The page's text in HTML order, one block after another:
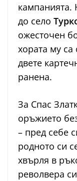
кампанията.
до село
ожесточен
хората му
двете
ранена.
За Спас
оръжието
– пред себе
родното си
хвърля в
револвера